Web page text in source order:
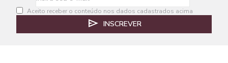
Aceito receber o conteúdo nos dados cadastrados acima
INSCREVER